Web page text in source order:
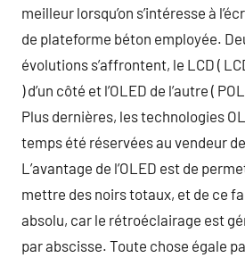
meilleur lorsqu’on s’intéresse à
de plateforme béton employée.
évolutions s’affrontent, le LCD (
) d’un côté et l’OLED de l’autre (
Plus dernières, les technologies
temps été réservées au vendeur
L’avantage de l’OLED est de
mettre des noirs totaux, et de ce
absolu, car le rétroéclairage est
par abscisse. Toute chose égale